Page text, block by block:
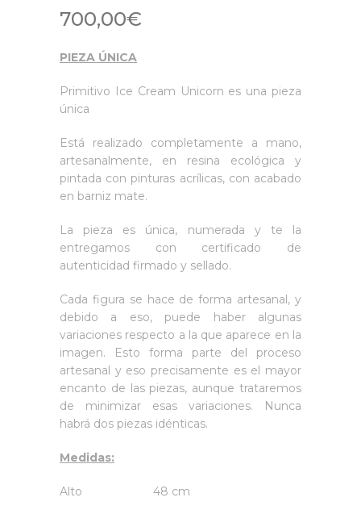
700,00€
PIEZA ÚNICA
Primitivo Ice Cream Unicorn es una pieza
única
Está realizado completamente a mano,
artesanalmente, en resina ecológica y
pintada con pinturas acrílicas, con acabado
en barniz mate.
La pieza es única, numerada y te la
entregamos con certificado de
autenticidad firmado y sellado.
Cada figura se hace de forma artesanal, y
debido a eso, puede haber algunas
variaciones respecto a la que aparece en la
imagen. Esto forma parte del proceso
artesanal y eso precisamente es el mayor
encanto de las piezas, aunque trataremos
de minimizar esas variaciones. Nunca
habrá dos piezas idénticas.
Medidas:
Alto 48 cm